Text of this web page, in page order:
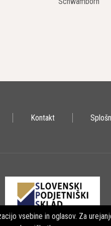
natančno odstranjevanje
enakomerno površino, kar
odstranjenega materiala iz
odpadni material in
vsebine in oglasov. Za
Kontakt